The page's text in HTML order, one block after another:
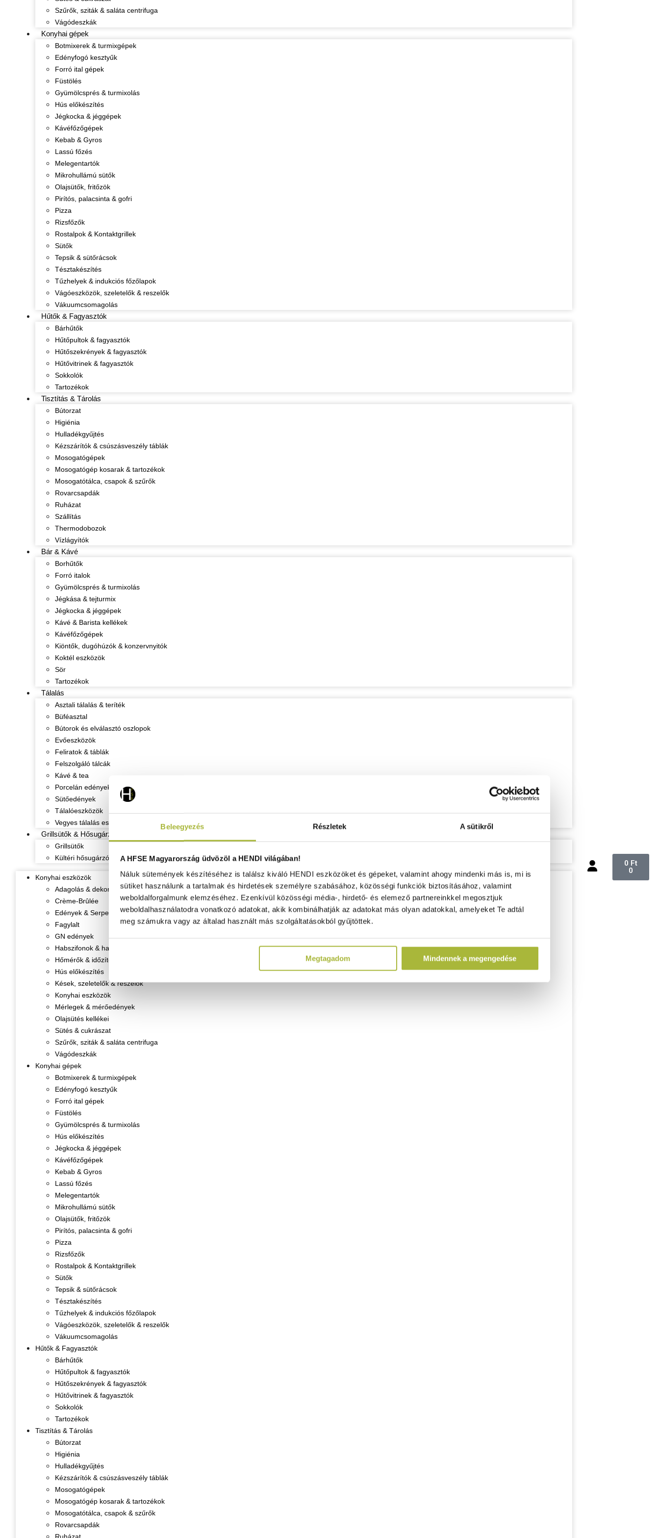
Beleegyezés Részletek A sütikről
A HFSE Magyarország üdvözöl a HENDI világában!
Náluk sütemények készítéséhez is találsz kiváló HENDI eszközöket és gépeket, valamint ahogy mindenki más is, mi is
sütiket használunk a tartalmak és hirdetések személyre szabásához, közösségi funkciók biztosításához, valamint
weboldalforgalmunk elemzéséhez. Ezenkívül közösségi média-, hirdető- és elemező partnereinkkel megosztjuk
weboldalhasználatodra vonatkozó adatokat, akik kombinálhatják az adatokat más olyan adatokkal, amelyeket Te adtál
meg számukra vagy az általad használt más szolgáltatásokból gyűjtöttek.
Megtagadom Mindennek a megengedése
Szűrők, sziták & saláta centrifuga
Vágódeszkák
Konyhai gépek
Botmixerek & turmixgépek
Edényfogó kesztyűk
Forró ital gépek
Füstölés
Gyümölcsprés & turmixolás
Hús előkészítés
Jégkocka & jéggépek
Kávéfőzőgépek
Kebab & Gyros
Lassú főzés
Melegentartók
Mikrohullámú sütők
Olajsütők, fritőzök
Pirítós, palacsinta & gofri
Pizza
Rizsfőzők
Rostalpok & Kontaktgrillek
Sütők
Tepsik & sütőrácsok
Tésztakészítés
Tűzhelyek & indukciós főzőlapok
Vágóeszközök, szeletelők & reszelők
Vákuumcsomagolás
Hűtők & Fagyasztók
Bárhűtők
Hűtőpultok & fagyasztók
Hűtőszekrények & fagyasztók
Hűtővitrinek & fagyasztók
Sokkolók
Tartozékok
Tisztítás & Tárolás
Bútorzat
Higiénia
Hulladékgyűjtés
Kézszárítók & csúszásveszély táblák
Mosogatógépek
Mosogatógép kosarak & tartozékok
Mosogatótálca, csapok & szűrők
Rovarcsapdák
Ruházat
Szállítás
Thermodobozok
Vízlágyítók
Bár & Kávé
Borhűtők
Forró italok
Gyümölcsprés & turmixolás
Jégkása & tejturmix
Jégkocka & jéggépek
Kávé & Barista kellékek
Kávéfőzőgépek
Kiöntők, dugóhúzók & konzervnyitók
Koktél eszközök
Sör
Tartozékok
Tálalás
Asztali tálalás & teríték
Büféasztal
Bútorok és elválasztó oszlopok
Evőeszközök
Feliratok & táblák
Felszolgáló tálcák
Kávé & tea
Porcelán edények
Sütőedények
Tálalóeszközök
Vegyes tálalás eszközök
Grillsütők & Hősugárzók
Grillsütők
Kültéri hősugárzók
Konyhai eszközök
Adagolás & dekorálás
Crème-Brûlée
Edények & Serpenyők
Fagylalt
GN edények
Habszifonok & habpatronok
Hőmérők & időzítők
Hús előkészítés
Kések, szeletelők & reszelők
Konyhai eszközök
Mérlegek & mérőedények
Olajsütés kellékei
Sütés & cukrászat
Szűrők, sziták & saláta centrifuga
Vágódeszkák
Konyhai gépek
Botmixerek & turmixgépek
Edényfogó kesztyűk
Forró ital gépek
Füstölés
Gyümölcsprés & turmixolás
Hús előkészítés
Jégkocka & jéggépek
Kávéfőzőgépek
Kebab & Gyros
Lassú főzés
Melegentartók
Mikrohullámú sütők
Olajsütők, fritőzök
Pirítós, palacsinta & gofri
Pizza
Rizsfőzők
Rostalpok & Kontaktgrillek
Sütők
Tepsik & sütőrácsok
Tésztakészítés
Tűzhelyek & indukciós főzőlapok
Vágóeszközök, szeletelők & reszelők
Vákuumcsomagolás
Hűtők & Fagyasztók
Bárhűtők
Hűtőpultok & fagyasztók
Hűtőszekrények & fagyasztók
Hűtővitrinek & fagyasztók
Sokkolók
Tartozékok
Tisztítás & Tárolás
Bútorzat
Higiénia
Hulladékgyűjtés
Kézszárítók & csúszásveszély táblák
Mosogatógépek
Mosogatógép kosarak & tartozékok
Mosogatótálca, csapok & szűrők
Rovarcsapdák
0 Ft
0